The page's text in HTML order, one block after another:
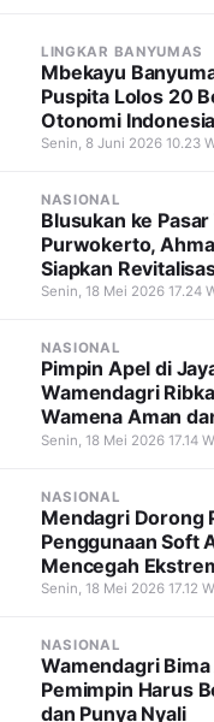
LINGKAR BANYUMAS
Mbekayu
Puspita Lolos 20
Otonomi
Senin, 8 Juni 2026 10.23
NASIONAL
Blusukan ke
Purwokerto,
Siapkan
Senin, 18 Mei 2026 17.24
NASIONAL
Pimpin Apel di
Wamendagri
Wamena Aman
Tetap Berjalan
Senin, 18 Mei 2026 17.14
NASIONAL
Mendagri Dorong
Penggunaan Soft
Mencegah
Terorisme
Senin, 18 Mei 2026 17.12
NASIONAL
Wamendagri
Pemimpin Harus
dan Punya Nyali